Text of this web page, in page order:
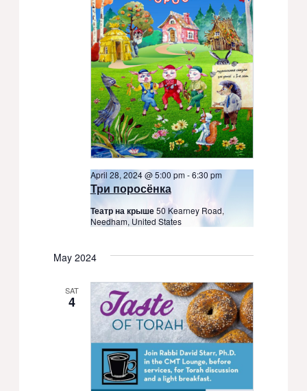
Три поросёнка
April 28, 2024 @ 5:00 pm-6:30 pm
Театр на крыше50 Kearney Road,
Needham, United States
May 2024
SAT
4